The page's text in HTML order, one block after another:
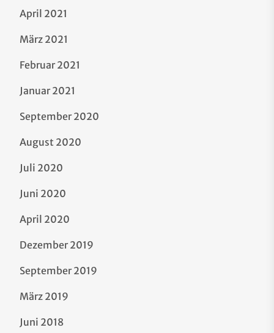
April 2021
März 2021
Februar 2021
Januar 2021
September 2020
August 2020
Juli 2020
Juni 2020
April 2020
Dezember 2019
September 2019
März 2019
Juni 2018